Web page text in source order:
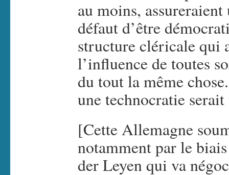
au moins,
défaut d’être
structure cléricale qui
l’influence de toutes
du tout la même
une technocratie
[Cette Allemagne
notamment par le
der Leyen qui va